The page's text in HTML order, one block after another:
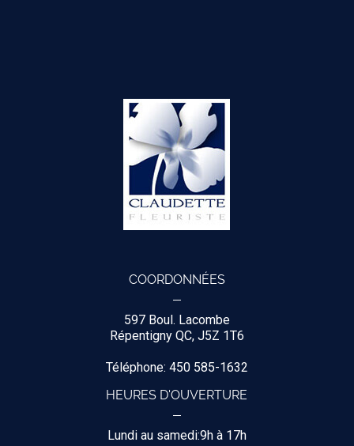
COORDONNÉES
597 Boul. Lacombe
Répentigny QC, J5Z 1T6
Téléphone: 450 585-1632
HEURES D'OUVERTURE
Lundi au samedi:9h à 17h